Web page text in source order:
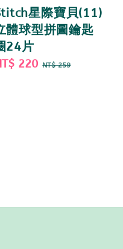
星際寶貝(11)
體球型拼圖鑰匙
24片
220 Regular
NT$ 259